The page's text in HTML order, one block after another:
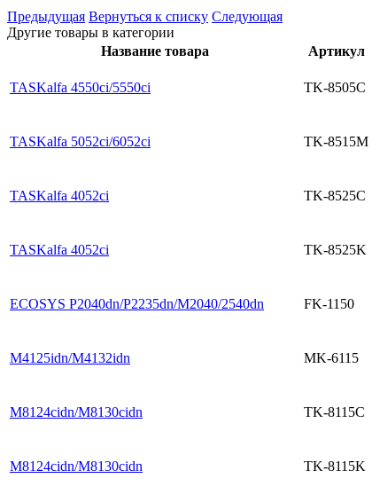
Предыдущая Вернуться к списку Следующая
Другие товары в категории
Название товара
Артикул
TASKalfa 4550ci/5550ci TK-8505C
TASKalfa 5052ci/6052ci TK-8515M
TASKalfa 4052ci TK-8525C
TASKalfa 4052ci TK-8525K
ECOSYS P2040dn/P2235dn/M2040/2540dn FK-1150
M4125idn/M4132idn MK-6115
M8124cidn/M8130cidn TK-8115C
M8124cidn/M8130cidn TK-8115K